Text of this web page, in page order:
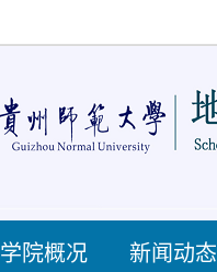
学院概况 新闻动态